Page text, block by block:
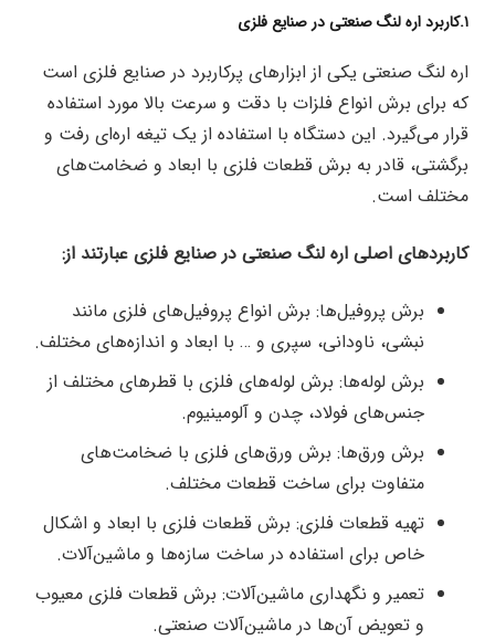
۱.کاربرد اره لنگ صنعتی در صنایع فلزی
اره لنگ صنعتی یکی از ابزارهای پرکاربرد در صنایع فلزی است
که برای برش انواع فلزات با دقت و سرعت بالا مورد استفاده
قرار می‌گیرد. این دستگاه با استفاده از یک تیغه اره‌ای رفت و
برگشتی، قادر به برش قطعات فلزی با ابعاد و ضخامت‌های
مختلف است.
کاربردهای اصلی اره لنگ صنعتی در صنایع فلزی عبارتند از:
برش پروفیل‌ها: برش انواع پروفیل‌های فلزی مانند
نبشی، ناودانی، سپری و … با ابعاد و اندازه‌های مختلف.
برش لوله‌ها: برش لوله‌های فلزی با قطرهای مختلف از
جنس‌های فولاد، چدن و آلومینیوم.
برش ورق‌ها: برش ورق‌های فلزی با ضخامت‌های
متفاوت برای ساخت قطعات مختلف.
تهیه قطعات فلزی: برش قطعات فلزی با ابعاد و اشکال
خاص برای استفاده در ساخت سازه‌ها و ماشین‌آلات.
تعمیر و نگهداری ماشین‌آلات: برش قطعات فلزی معیوب
و تعویض آن‌ها در ماشین‌آلات صنعتی.